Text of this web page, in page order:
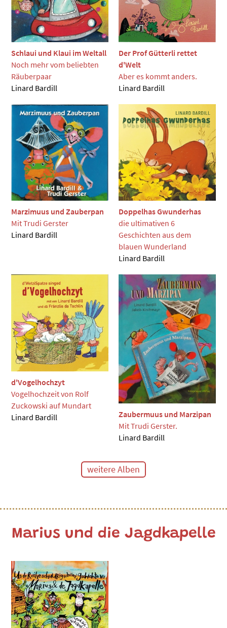
Schlaui und Klaui im Weltall
Noch mehr vom beliebten
Räuberpaar
Linard Bardill
Der Prof Gütterli rettet
d'Welt
Aber es kommt anders.
Linard Bardill
Marzimuus und Zauberpan
Mit Trudi Gerster
Linard Bardill
Doppelhas Gwunderhas
die ultimativen 6
Geschichten aus dem
blauen Wunderland
Linard Bardill
d'Vogelhochzyt
Vogelhochzeit von Rolf
Zuckowski auf Mundart
Linard Bardill
Zaubermuus und Marzipan
Mit Trudi Gerster.
Linard Bardill
weitere Alben
Marius und die Jagdkapelle